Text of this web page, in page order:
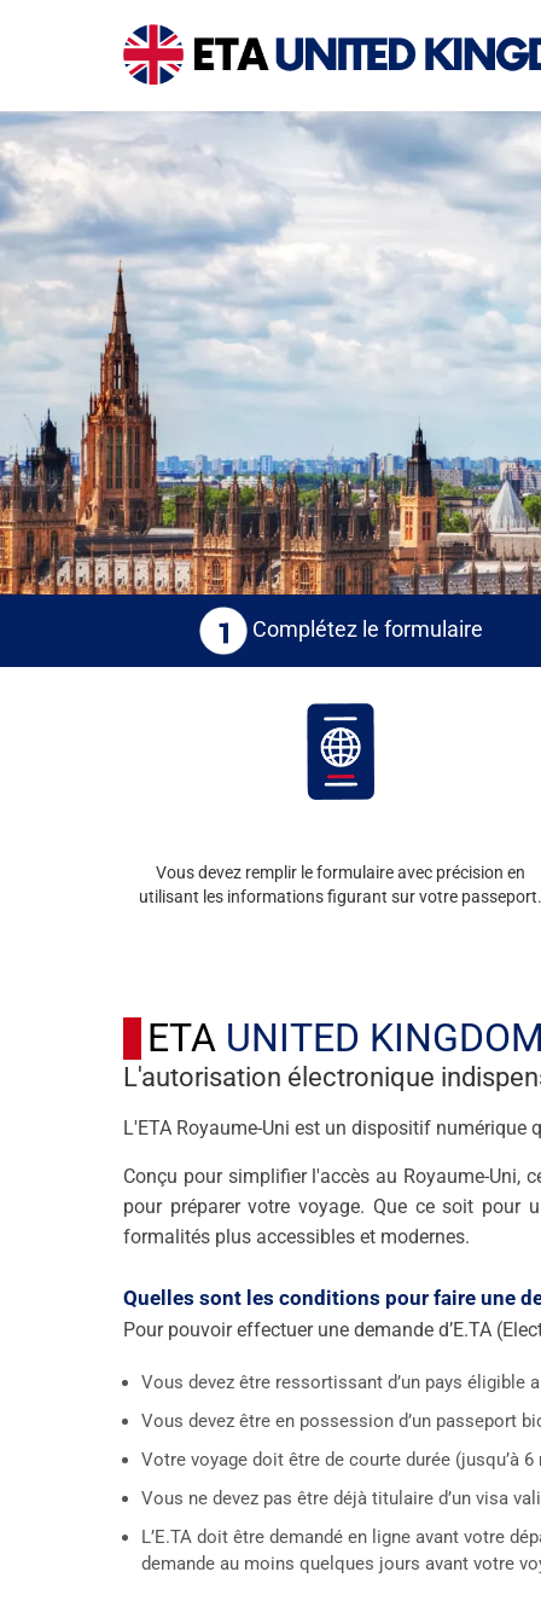
Complétez le formulaire
Vous devez remplir le formulaire avec précision en
utilisant les informations figurant sur votre passeport.
ETA UNITED
L'autorisation électronique
L'ETA Royaume-Uni est un dispositif
Conçu pour simplifier l'accès au Royaume-Uni,
pour préparer votre voyage. Que ce soit pour
formalités plus accessibles et modernes.
Quelles sont les conditions pour faire une
Pour pouvoir effectuer une demande d’E.TA
Vous devez être ressortissant d’un pays éligible
Vous devez être en possession d’un passeport
Votre voyage doit être de courte durée (jusqu’à
Vous ne devez pas être déjà titulaire d’un visa
L’E.TA doit être demandé en ligne avant votre
demande au moins quelques jours avant votre